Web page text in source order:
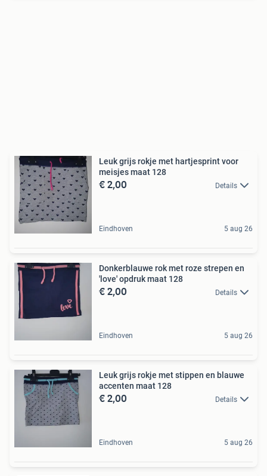
Leuk grijs rokje met hartjesprint voor
meisjes maat 128
€ 2,00 Details
Eindhoven 5 aug 26
Donkerblauwe rok met roze strepen en
'love' opdruk maat 128
€ 2,00 Details
Eindhoven 5 aug 26
Leuk grijs rokje met stippen en blauwe
accenten maat 128
€ 2,00 Details
Eindhoven 5 aug 26